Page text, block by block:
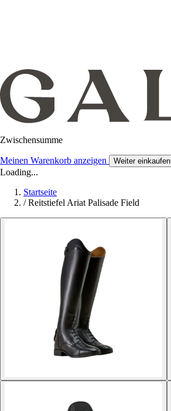
Zwischensumme
Meinen Warenkorb anzeigen Weiter einkaufen
Loading...
Startseite
/ Reitstiefel Ariat Palisade Field